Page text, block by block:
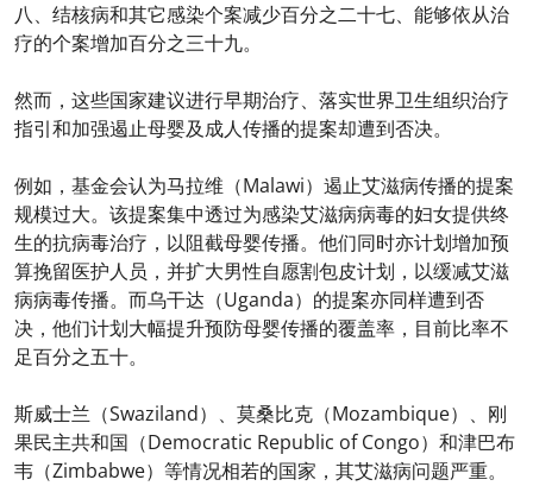
八、结核病和其它感染个案减少百分之二十七、能够依从治
疗的个案增加百分之三十九。
然而，这些国家建议进行早期治疗、落实世界卫生组织治疗
指引和加强遏止母婴及成人传播的提案却遭到否决。
例如，基金会认为马拉维（Malawi）遏止艾滋病传播的提案
规模过大。该提案集中透过为感染艾滋病病毒的妇女提供终
生的抗病毒治疗，以阻截母婴传播。他们同时亦计划增加预
算挽留医护人员，并扩大男性自愿割包皮计划，以缓减艾滋
病病毒传播。而乌干达（Uganda）的提案亦同样遭到否
决，他们计划大幅提升预防母婴传播的覆盖率，目前比率不
足百分之五十。
斯威士兰（Swaziland）、莫桑比克（Mozambique）、刚
果民主共和国（Democratic Republic of Congo）和津巴布
韦（Zimbabwe）等情况相若的国家，其艾滋病问题严重。